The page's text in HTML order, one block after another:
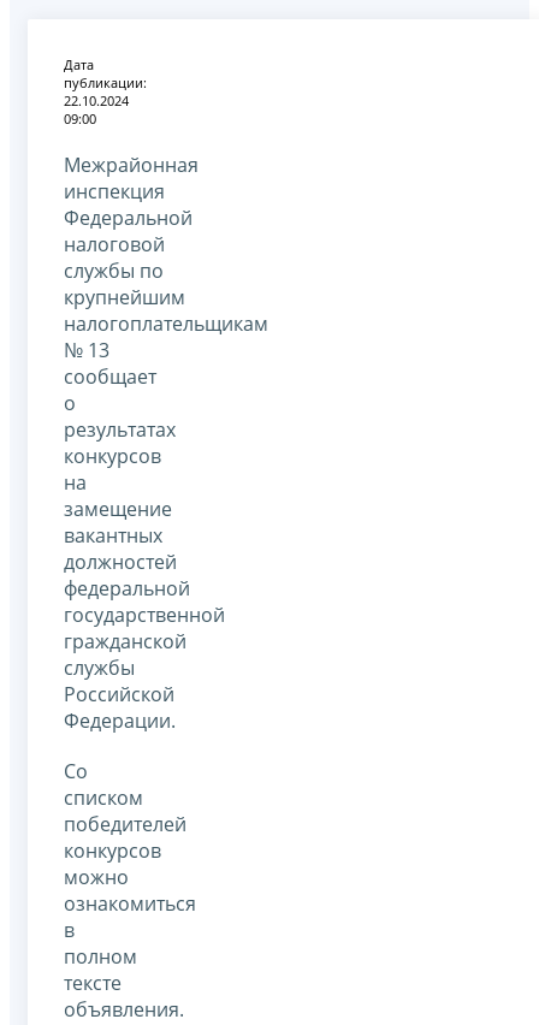
Дата
публикации:
22.10.2024
09:00
Межрайонная
инспекция
Федеральной
налоговой
службы по
крупнейшим
налогоплательщикам
№ 13
сообщает
о
результатах
конкурсов
на
замещение
вакантных
должностей
федеральной
государственной
гражданской
службы
Российской
Федерации.
Со
списком
победителей
конкурсов
можно
ознакомиться
в
полном
тексте
объявления.